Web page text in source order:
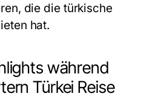
die die türkische
hat.
während
Türkei Reise